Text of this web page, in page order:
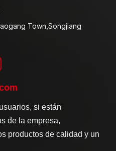
Town,Songjiang
si están
de la empresa,
productos de calidad y un